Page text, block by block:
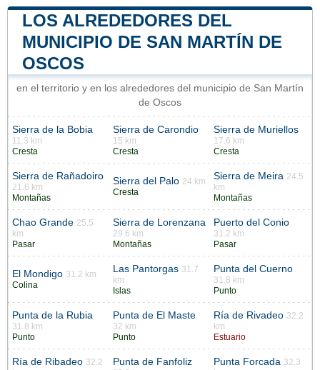
LOS ALREDEDORES DEL
MUNICIPIO DE SAN MARTÍN DE
OSCOS
en el territorio y en los alrededores del municipio de San Martín
de Oscos
Sierra de la Bobia
11.3 km
Cresta
Sierra de Carondio
15 km
Cresta
Sierra de Muriellos
17.6 km
Cresta
Sierra de Rañadoiro
21.6 km
Montañas
Sierra del Palo 24 km
Cresta
Sierra de Meira 24.5
km
Montañas
Chao Grande 25.5
km
Pasar
Sierra de Lorenzana
29.6 km
Montañas
Puerto del Conio
31.2 km
Pasar
El Mondigo 31.2 km
Colina
Las Pantorgas 31.7
km
Islas
Punta del Cuerno
31.8 km
Punto
Punta de la Rubia
31.8 km
Punto
Punta de El Maste
32 km
Punto
Ría de Rivadeo 32.2
km
Estuario
Ría de Ribadeo 32.2
Punta de Fanfoliz Punta Forcada 32.3